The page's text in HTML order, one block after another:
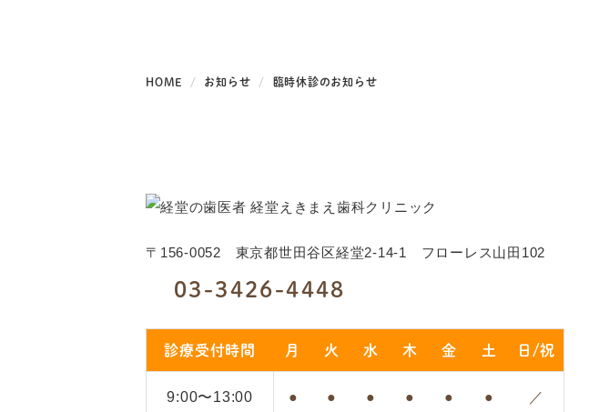
HOME お知らせ 臨時休診のお知らせ
〒156-0052 東京都世田谷区経堂2-14-1 フローレス山田102
03-3426-4448
診療受付時間 月 火 水 木 金 土 日/祝
9:00〜13:00 ● ● ● ● ● ● ／